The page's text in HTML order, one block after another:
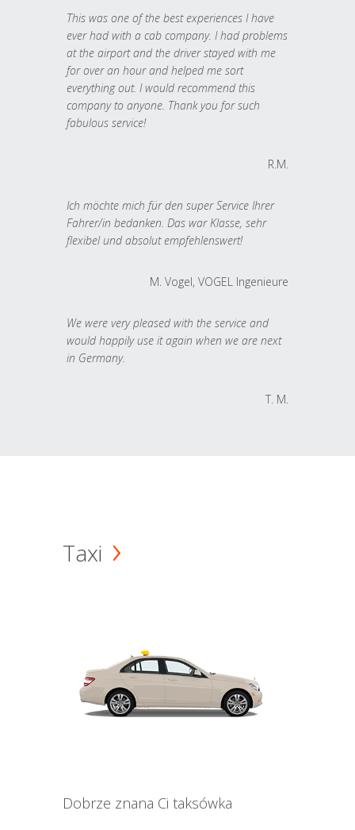
This was one of the best experiences I have
ever had with a cab company. I had problems
at the airport and the driver stayed with me
for over an hour and helped me sort
everything out. I would recommend this
company to anyone. Thank you for such
fabulous service!
R.M.
Ich möchte mich für den super Service Ihrer
Fahrer/in bedanken. Das war Klasse, sehr
flexibel und absolut empfehlenswert!
M. Vogel, VOGEL Ingenieure
We were very pleased with the service and
would happily use it again when we are next
in Germany.
T. M.
Taxi
Dobrze znana Ci taksówka